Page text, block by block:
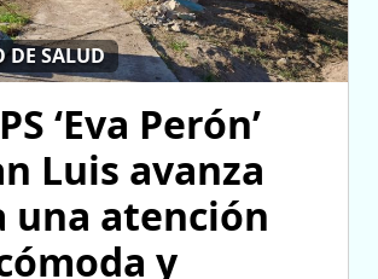
DE SALUD
‘Eva Perón’
Luis avanza
una atención
y